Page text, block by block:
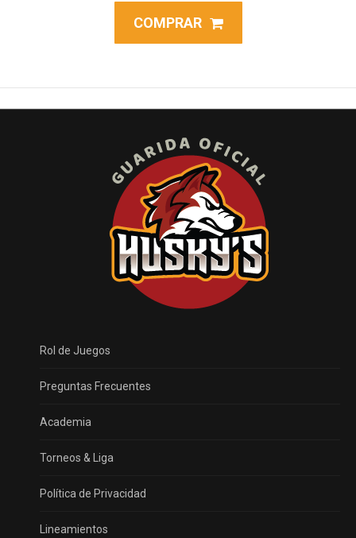
COMPRAR
Rol de Juegos
Preguntas Frecuentes
Academia
Torneos & Liga
Política de Privacidad
Lineamientos